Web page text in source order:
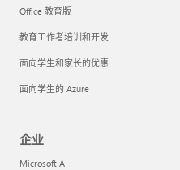
Office 教育版
教育工作者培训和开发
面向学生和家长的优惠
面向学生的 Azure
企业
Microsoft AI